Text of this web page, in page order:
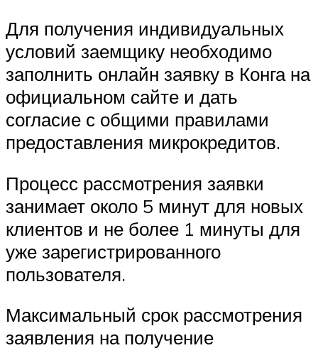
Для получения индивидуальных
условий заемщику необходимо
заполнить онлайн заявку в Конга на
официальном сайте и дать
согласие с общими правилами
предоставления микрокредитов.
Процесс рассмотрения заявки
занимает около 5 минут для новых
клиентов и не более 1 минуты для
уже зарегистрированного
пользователя.
Максимальный срок рассмотрения
заявления на получение